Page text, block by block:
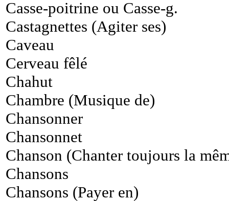
Casse-poitrine ou Casse-g.
Castagnettes (Agiter ses)
Caveau
Cerveau fêlé
Chahut
Chambre (Musique de)
Chansonner
Chansonnet
Chanson (Chanter toujours la
Chansons
Chansons (Payer en)